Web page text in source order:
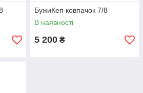
БужиКеп ковпачок 7/8
В наявності
5 200 ₴